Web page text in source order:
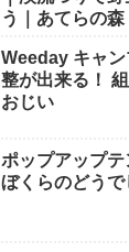
う｜あてらの
Weeday キャ
整が出来る！
おじい
ポップアップ
ぼくらのどうで